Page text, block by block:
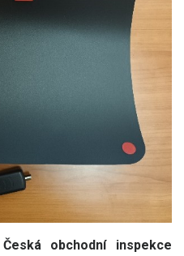
Česká obchodní inspekce